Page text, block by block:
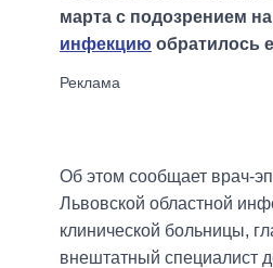
марта с подозрением на
инфекцию обратилось
Об этом сообщает врач-
Львовской областной
клинической больницы,
внештатный специалист